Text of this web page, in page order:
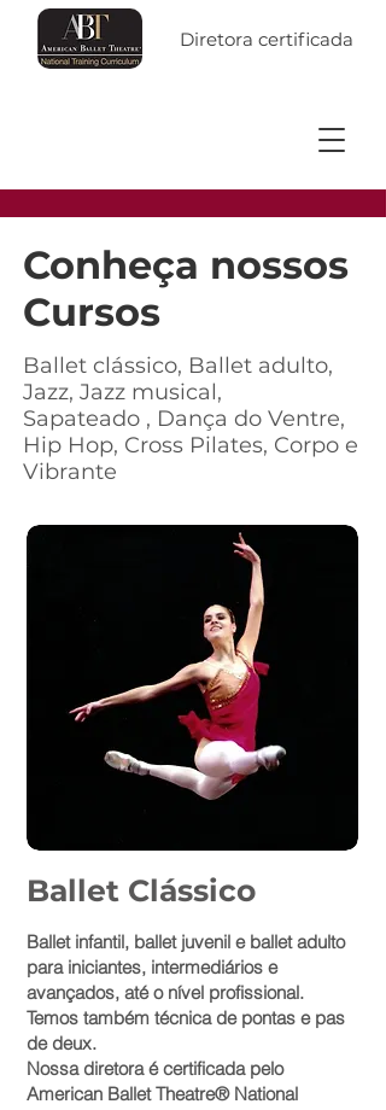
Diretora certificada
Conheça nossos
Cursos
Ballet clássico, Ballet adulto,
Jazz, Jazz musical,
Sapateado , Dança do Ventre,
Hip Hop, Cross Pilates, Corpo e
Vibrante
Ballet Clássico
Ballet infantil, ballet juvenil e ballet adulto
para iniciantes, intermediários e
avançados, até o nível profissional.
Temos também técnica de pontas e pas
de deux.
Nossa diretora é certificada pelo
American Ballet Theatre® National